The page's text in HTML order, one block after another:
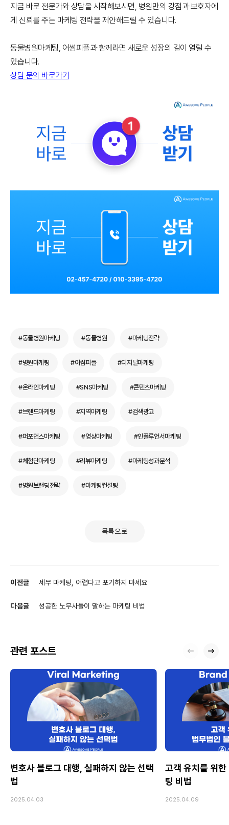
지금 바로 전문가와 상담을 시작해보시면, 병원만의 강점과 보호자에
게 신뢰를 주는 마케팅 전략을 제안해드릴 수 있습니다.
동물병원마케팅, 어썸피플과 함께라면 새로운 성장의 길이 열릴 수
있습니다.
상담 문의 바로가기
#동물병원마케팅 #동물병원 #마케팅전략
#병원마케팅 #어썸피플 #디지털마케팅
#온라인마케팅 #SNS마케팅 #콘텐츠마케팅
#브랜드마케팅 #지역마케팅 #검색광고
#퍼포먼스마케팅 #영상마케팅 #인플루언서마케팅
#체험단마케팅 #리뷰마케팅 #마케팅성과분석
#병원브랜딩전략 #마케팅컨설팅
목록으로
이전글 세무 마케팅, 어렵다고 포기하지 마세요
다음글 성공한 노무사들이 말하는 마케팅 비법
관련 포스트
변호사 블로그 대행, 실패하지 않는 선택
법
2025.04.03
고객 유치를 위
팅 비법
2025.04.09